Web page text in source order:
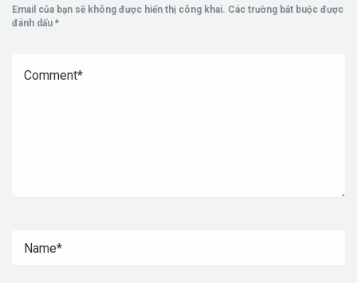
Email của bạn sẽ không được hiển thị công khai. Các trường bắt buộc được
đánh dấu *